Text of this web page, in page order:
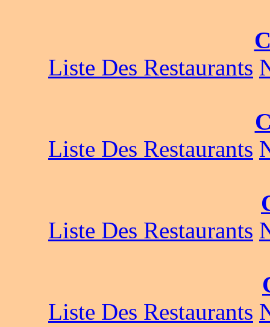
Liste Des Restaurants
Liste Des Restaurants
Liste Des Restaurants
Liste Des Restaurants